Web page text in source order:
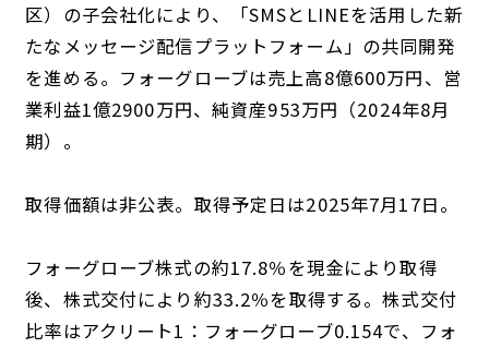
区）の子会社化により、「SMSとLINEを活用した新
たなメッセージ配信プラットフォーム」の共同開発
を進める。フォーグローブは売上高8億600万円、営
業利益1億2900万円、純資産953万円（2024年8月
期）。
取得価額は非公表。取得予定日は2025年7月17日。
フォーグローブ株式の約17.8％を現金により取得
後、株式交付により約33.2％を取得する。株式交付
比率はアクリート1：フォーグローブ0.154で、フォ